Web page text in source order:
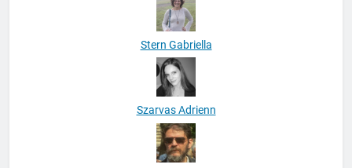
Stern Gabriella
Szarvas Adrienn